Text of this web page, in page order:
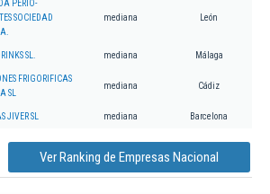
PERIO-
SOCIEDAD
mediana León
SL. mediana Málaga
FRIGORIFICAS
SL
mediana Cádiz
JIVER SL mediana Barcelona
Ver Ranking de Empresas Nacional